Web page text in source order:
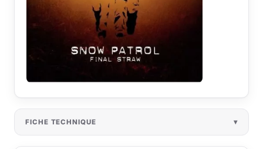
FICHE TECHNIQUE